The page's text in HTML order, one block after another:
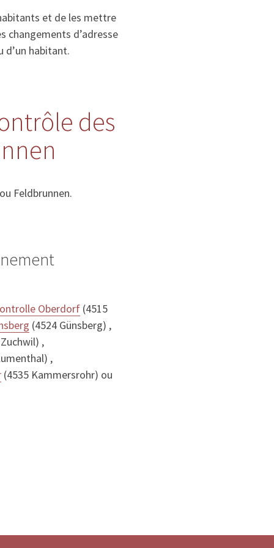
et de les mettre
changements d’adresse
d’un habitant.
des
Feldbrunnen.
Oberdorf (4515
(4524 Günsberg) ,
,
,
(4535 Kammersrohr) ou